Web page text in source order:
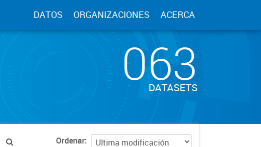
DATOS ORGANIZACIONES ACERCA
063
DATASETS
Ordenar